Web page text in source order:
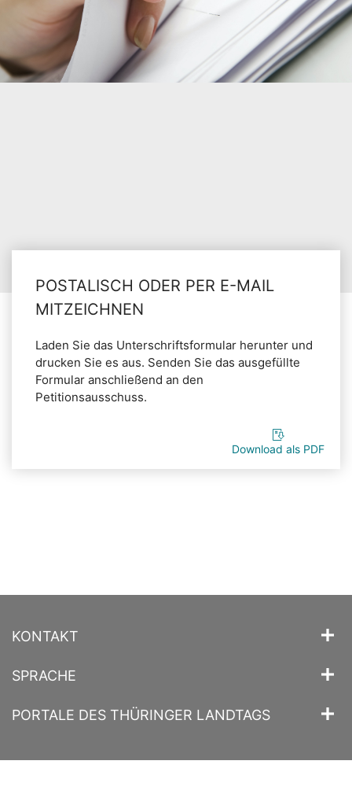
POSTALISCH ODER PER E-MAIL
MITZEICHNEN
Laden Sie das Unterschriftsformular herunter und
drucken Sie es aus. Senden Sie das ausgefüllte
Formular anschließend an den
Petitionsausschuss.
Download als PDF
KONTAKT
SPRACHE
PORTALE DES THÜRINGER LANDTAGS